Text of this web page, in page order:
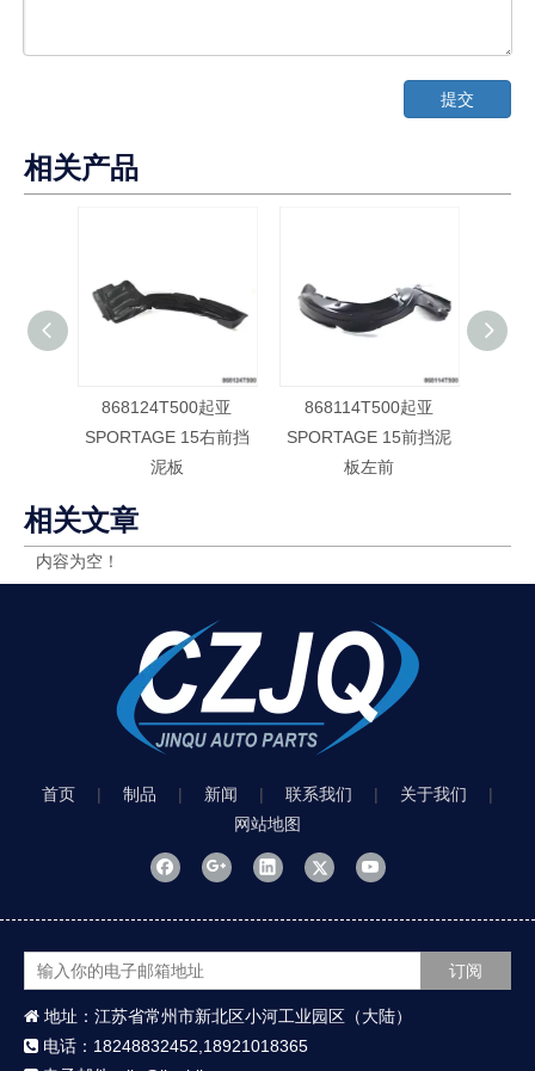
提交
相关产品
868124T500起亚
SPORTAGE 15右前挡
泥板
868114T500起亚
SPORTAGE 15前挡泥
板左前
相关文章
内容为空！
首页 | 制品 | 新闻 | 联系我们 | 关于我们
|
网站地图
订阅
 地址：江苏省常州市新北区小河工业园区（大陆）
 电话：18248832452,18921018365